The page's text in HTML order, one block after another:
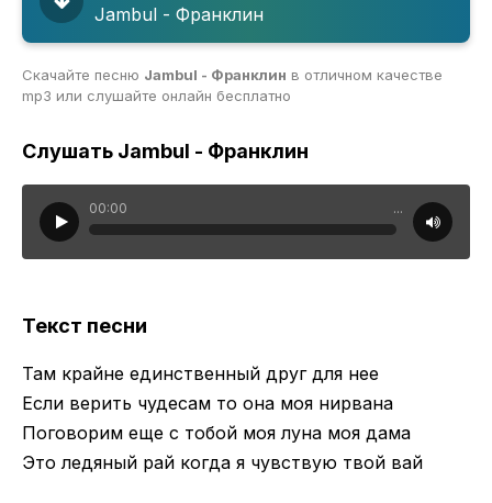
Jambul - Франклин
Скачайте песню Jambul - Франклин в отличном качестве
mp3 или слушайте онлайн бесплатно
Слушать Jambul - Франклин
00:00 ...
Текст песни
Там крайне единственный друг для нее
Если верить чудесам то она моя нирвана
Поговорим еще с тобой моя луна моя дама
Это ледяный рай когда я чувствую твой вай